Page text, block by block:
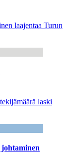
laajentaa Turun
laski